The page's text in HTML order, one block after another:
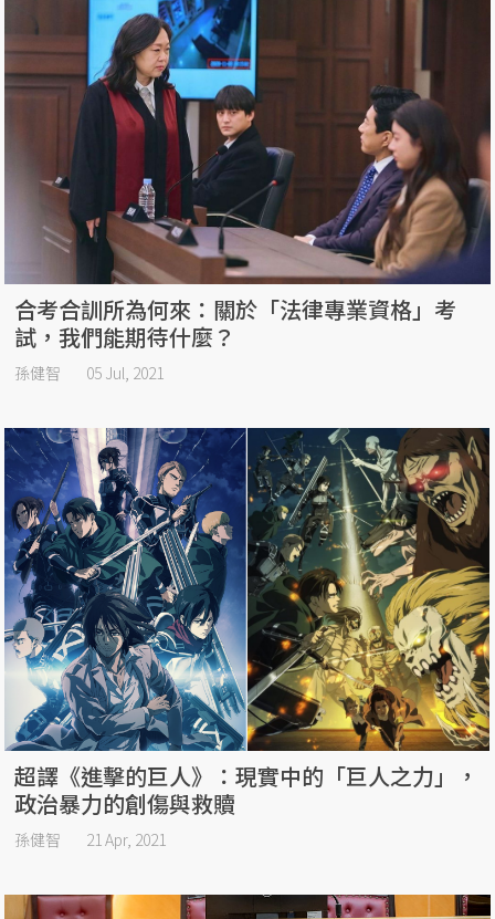
合考合訓所為何來：關於「法律專業資格」考
試，我們能期待什麼？
孫健智 05 Jul, 2021
超譯《進擊的巨人》：現實中的「巨人之力」，
政治暴力的創傷與救贖
孫健智 21 Apr, 2021